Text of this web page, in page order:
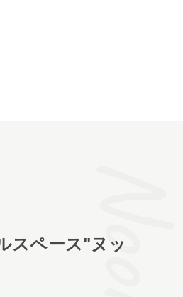
スペース"ヌッ